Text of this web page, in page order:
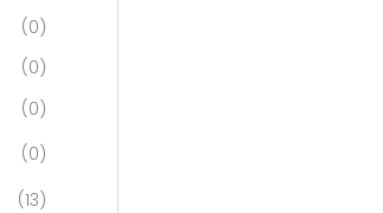
(0)
(0)
(0)
(0)
(13)